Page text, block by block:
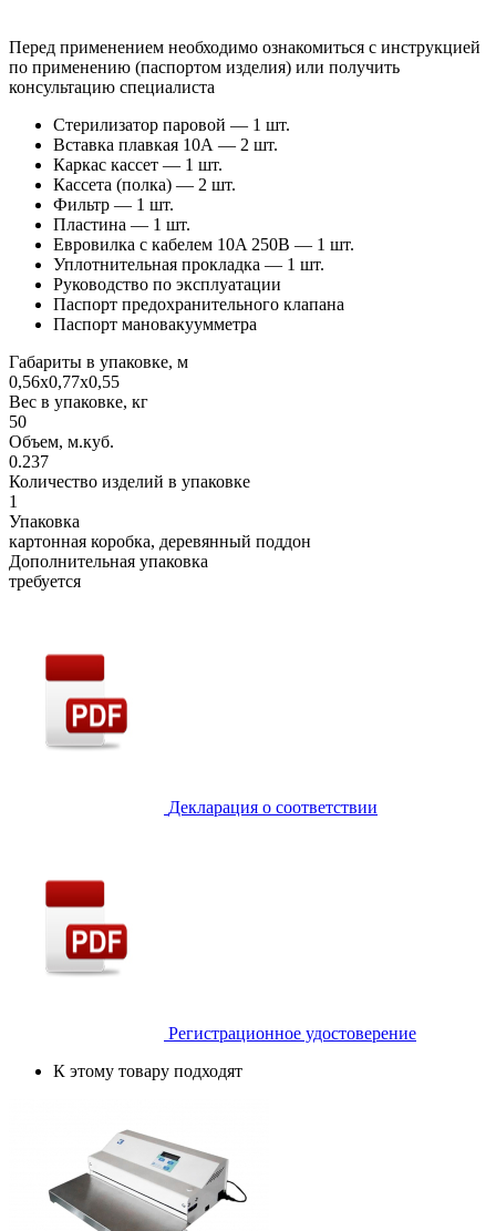
Перед применением необходимо ознакомиться с инструкцией
по применению (паспортом изделия) или получить
консультацию специалиста
Стерилизатор паровой — 1 шт.
Вставка плавкая 10А — 2 шт.
Каркас кассет — 1 шт.
Кассета (полка) — 2 шт.
Фильтр — 1 шт.
Пластина — 1 шт.
Евровилка с кабелем 10A 250В — 1 шт.
Уплотнительная прокладка — 1 шт.
Руководство по эксплуатации
Паспорт предохранительного клапана
Паспорт мановакуумметра
Габариты в упаковке, м
0,56х0,77х0,55
Вес в упаковке, кг
50
Объем, м.куб.
0.237
Количество изделий в упаковке
1
Упаковка
картонная коробка, деревянный поддон
Дополнительная упаковка
требуется
Декларация о соответствии
Регистрационное удостоверение
К этому товару подходят